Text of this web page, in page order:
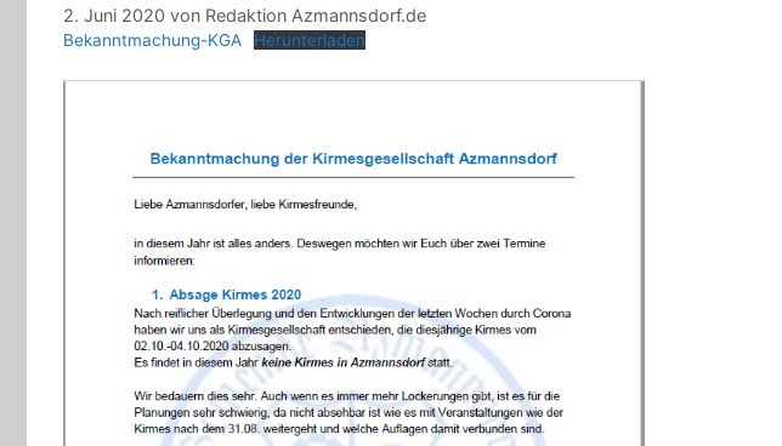
2. Juni 2020 von Redaktion Azmannsdorf.de
Bekanntmachung-KGA Herunterladen